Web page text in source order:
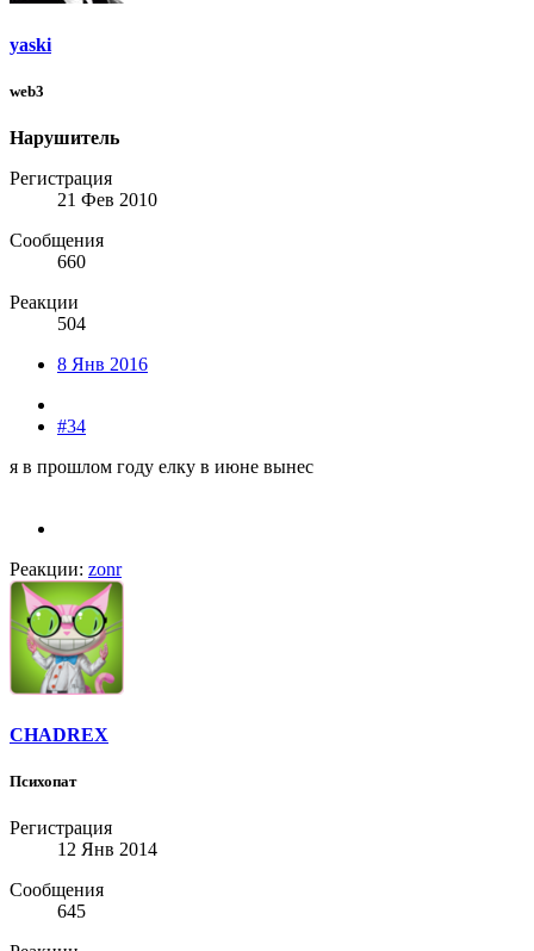
yaski
web3
Нарушитель
Регистрация
21 Фев 2010
Сообщения
660
Реакции
504
8 Янв 2016
#34
я в прошлом году елку в июне вынес
Реакции: zonr
CHADREX
Психопат
Регистрация
12 Янв 2014
Сообщения
645